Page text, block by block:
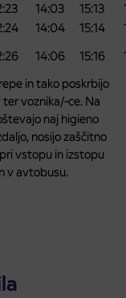
14:03 15:13
14:04 15:14
14:06 15:16
in tako poskrbijo
voznika/-ce. Na
naj higieno
nosijo zaščitno
vstopu in izstopu
v avtobusu.